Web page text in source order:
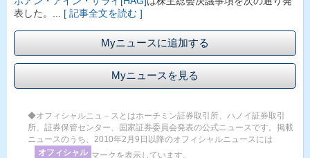
表した。... [ 記事全文を読む ]
Myニュースに追加する
Myニュースを見る
◆オフィシャルニュ－スとはホーチミン証券取引所、ハノイ証券取引
所、証券保管センター、国家証券委員会発表の公式ニュースです。掲載
ニュースのうち、2010年2月9日以降のオフィシャルニュースには
オフィシャル マークを表示しています。